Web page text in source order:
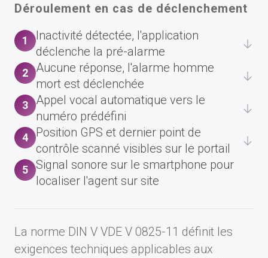
Déroulement en cas de déclenchement
1
Inactivité détectée, l'application
déclenche la pré-alarme
2
Aucune réponse, l'alarme homme
mort est déclenchée
3
Appel vocal automatique vers le
numéro prédéfini
4
Position GPS et dernier point de
contrôle scanné visibles sur le portail
5
Signal sonore sur le smartphone pour
localiser l'agent sur site
La norme DIN V VDE V 0825-11 définit les
exigences techniques applicables aux